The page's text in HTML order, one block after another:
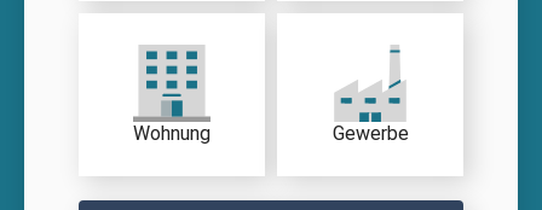
Wohnung Gewerbe